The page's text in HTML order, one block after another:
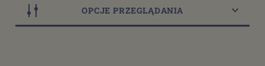
OPCJE PRZEGLĄDANIA